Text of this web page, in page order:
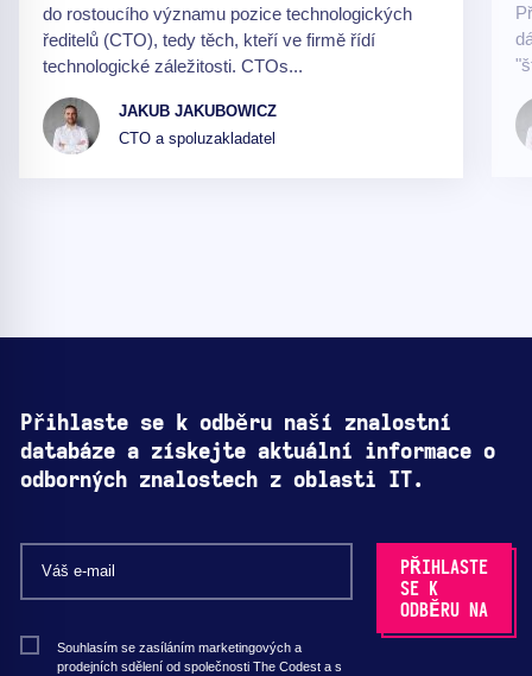
do rostoucího významu pozice technologických
ředitelů (CTO), tedy těch, kteří ve firmě řídí
technologické záležitosti. CTOs...
JAKUB JAKUBOWICZ
CTO a spoluzakladatel
Přihlaste se k odběru naší znalostní
databáze a získejte aktuální informace o
odborných znalostech z oblasti IT.
Souhlasím se zasíláním marketingových a
prodejních sdělení od společnosti The Codest a s